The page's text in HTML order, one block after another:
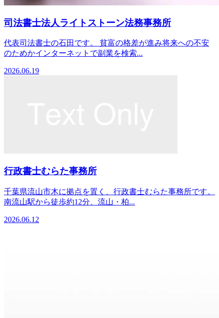
司法書士法人ライトストーン法務事務所
代表司法書士の石田です。 貧富の格差が進み将来への不安
のためかインターネットで副業を検索...
2026.06.19
行政書士むらた事務所
千葉県流山市木に拠点を置く、行政書士むらた事務所です。
南流山駅から徒歩約12分、流山・柏...
2026.06.12